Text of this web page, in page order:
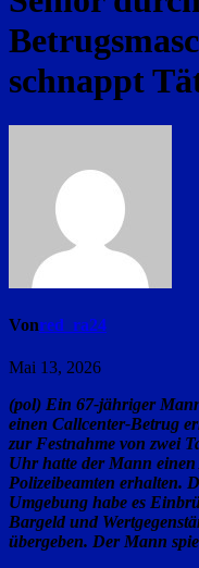
schnappt
Vonred_ra24
Mai 13, 2026
(pol) Ein 67-jähriger
einen Callcenter-Betrug
zur Festnahme von zwei
Uhr hatte der Mann
Polizeibeamten erhalten.
Umgebung habe es
Bargeld und
übergeben. Der Mann